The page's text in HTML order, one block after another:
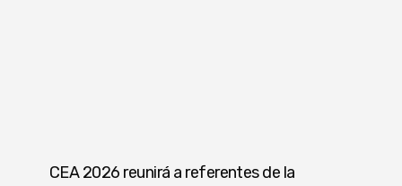
CEA 2026 reunirá a referentes de la